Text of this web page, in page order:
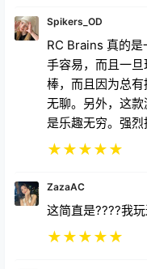
RC Brains 真的是
手容易，而且一旦
棒，而且因为总有
无聊。另外，这
是乐趣无穷。强烈
★★★★★
这简直是????我玩
★★★★ ★